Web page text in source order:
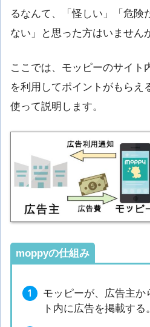
るなんて、「怪しい」「危険
ない」と思った方はいません
ここでは、モッピーのサイト
を利用してポイントがもらえ
使って説明します。
moppyの仕組み
モッピーが、広告主か
ト内に広告を掲載する。